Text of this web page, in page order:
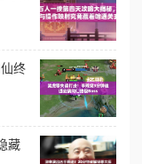
终
藏